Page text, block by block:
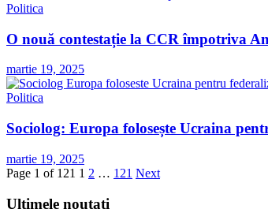
Politica
O nouă contestație la CCR împotriva
martie 19, 2025
Politica
Sociolog: Europa folosește Ucraina
martie 19, 2025
Page 1 of 121 1 2 … 121 Next
Ultimele noutati